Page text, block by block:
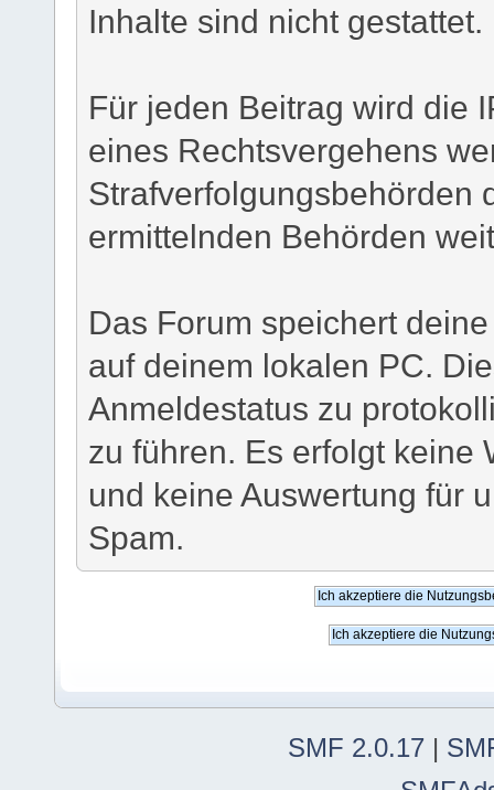
Inhalte sind nicht gestattet.
Für jeden Beitrag wird die
eines Rechtsvergehens
Strafverfolgungsbehörden
ermittelnden Behörden
Das Forum speichert
auf deinem lokalen PC.
Anmeldestatus zu
zu führen. Es erfolgt keine
und keine Auswertung für
Spam.
SMF 2.0.17 |